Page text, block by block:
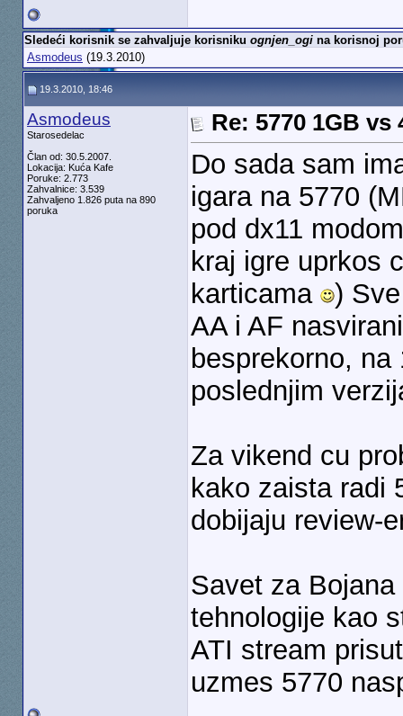
Sledeći korisnik se zahvaljuje korisniku ognjen_ogina korisnoj
Asmodeus (19.3.2010)
19.3.2010, 18:46
Asmodeus
Starosedelac
Član od: 30.5.2007.
Lokacija: Kuća Kafe
Poruke: 2.773
Zahvalnice: 3.539
Zahvaljeno 1.826 puta na 890
poruka
Re: 5770 1GB vs
Do sada sam
igara na 5770
pod dx11
kraj igre uprkos
karticama
)
AA i AF
besprekorno,
poslednjim
Za vikend cu
kako zaista radi
dobijaju review-
Savet za
tehnologije kao
ATI stream
uzmes 5770